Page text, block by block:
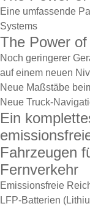
Eine umfassende
Systems
The Power
Noch geringerer
auf einem neuen
Neue Maßstäbe
Neue Truck-
Ein
Fahrzeugen
Fernverkehr
Emissionsfreie
LFP-Batterien